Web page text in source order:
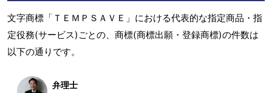
文字商標「ＴＥＭＰＳＡＶＥ」における代表的な指定商品・指
定役務(サービス)ごとの、商標(商標出願・登録商標)の件数は
以下の通りです。
弁理士